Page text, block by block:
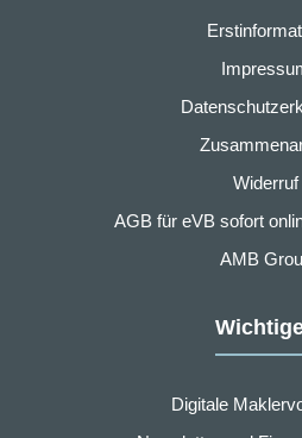
Widerruf
AGB für eVB sofort
AMB
Digitale